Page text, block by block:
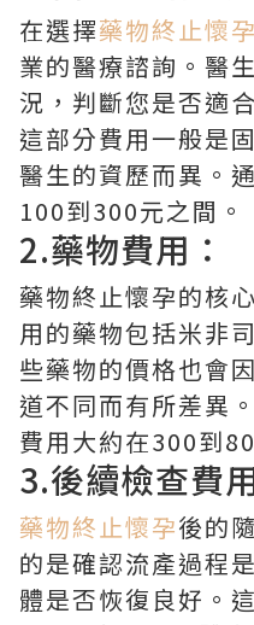
在選擇藥物終止懷孕
業的醫療諮詢。醫
況，判斷您是否適
這部分費用一般是
醫生的資歷而異。
100到300元之間。
2.藥物費用：
藥物終止懷孕的核
用的藥物包括米非
些藥物的價格也會
道不同而有所差異
費用大約在300到
3.後續檢查費
藥物終止懷孕後的
的是確認流產過程
體是否恢復良好。